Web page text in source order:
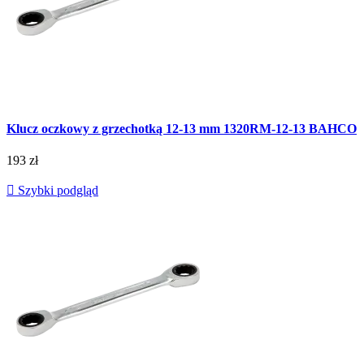
Klucz oczkowy z grzechotką 12-13 mm 1320RM-12-13 BAHCO
193 zł
 Szybki podgląd